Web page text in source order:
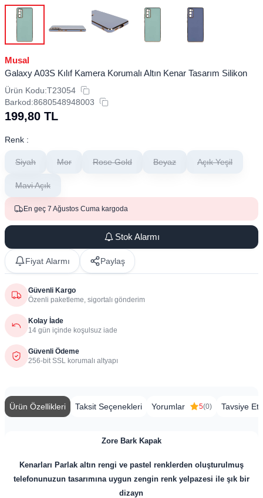
Musal
Galaxy A03S Kılıf Kamera Korumalı Altın Kenar Tasarım Silikon
Ürün Kodu:T23054
Barkod:8680548948003
199,80 TL
Renk :
Siyah Mor Rose Gold Beyaz Açık Yeşil
Mavi Açık
En geç 7 Ağustos Cuma kargoda
Stok Alarmı
Fiyat Alarmı Paylaş
Güvenli Kargo
Özenli paketleme, sigortalı gönderim
Kolay İade
14 gün içinde koşulsuz iade
Güvenli Ödeme
256-bit SSL korumalı altyapı
Ürün Özellikleri Taksit Seçenekleri Yorumlar 5(0) Tavsiye Et
Zore Bark Kapak
Kenarları Parlak altın rengi ve pastel renklerden oluşturulmuş
telefonunuzun tasarımına uygun zengin renk yelpazesi ile şık bir
dizayn